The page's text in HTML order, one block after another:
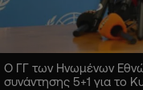
Ο ΓΓ των Ηνωμένων
συνάντησης 5+1 για το